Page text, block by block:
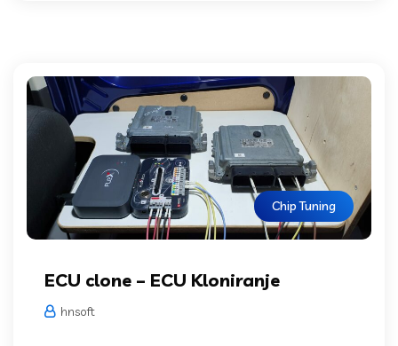
Chip Tuning
ECU clone – ECU Kloniranje
hnsoft